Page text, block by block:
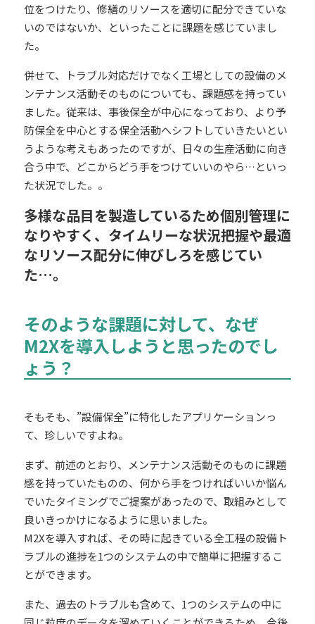
位をつけたり、修繕のリソースを適切に配分できていな
いのではないか、といったことに課題を感じていまし
た。
併せて、トラブル対応だけでなく工場としての設備のメ
ンテナンス活動そのものについても、課題感を持ってい
ました。従来は、 事後保全が中心になっており、より予
防保全を中心とする保全活動へシフトしていきたいとい
うような考えもあったのですが、日々の生産活動に向き
合う中で、どこからどう手をつけていいのやら…といっ
た状況でした。。
多様な品目を製造しているため個別管理に
なりやすく、タイムリーな状況把握や最適
なリソース配分に伸びしろを感じてい
た…。
そのような課題に対して、なぜ
M2Xを導入しようと思ったのでし
ょう？
そもそも、”設備保全”に特化したアプリケーションっ
て、珍しいですよね。
まず、前述のとおり、メンテナンス活動そのものに課題
感を持っていたものの、何から手をつければいいか悩ん
でいたタイミングでご提案があったので、取組みとして
良いきっかけになるように思いました。
M2Xを導入すれば、その時に起きている全工程の設備ト
ラブルの進捗を1つのシステムの中で簡単に把握するこ
とができます。
また、過去のトラブルも含めて、1つのシステムの中に